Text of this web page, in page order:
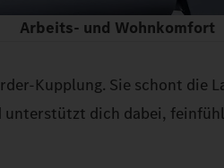
Arbeits- und Wohnkomfort
Kupplung. Sie schont
unterstützt dich dabei,